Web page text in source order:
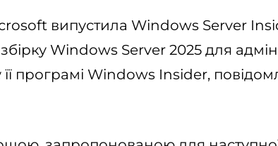
випустила Windows Server
Windows Server 2025 для
її програмі Windows Insider,